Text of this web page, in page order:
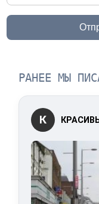
РАНЕЕ МЫ
К